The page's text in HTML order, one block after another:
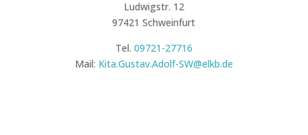
Ludwigstr. 12
97421 Schweinfurt
Tel. 09721-27716
Mail: Kita.Gustav.Adolf-SW@elkb.de